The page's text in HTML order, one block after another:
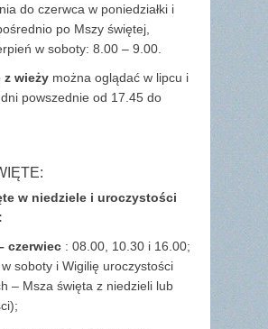
do czerwca w poniedziałki i
po Mszy świętej,
w soboty: 8.00 – 9.00.
z wieży można oglądać w lipcu i
powszednie od 17.45 do
w niedziele i uroczystości
czerwiec : 08.00, 10.30 i 16.00;
soboty i Wigilię uroczystości
– Msza święta z niedzieli lub